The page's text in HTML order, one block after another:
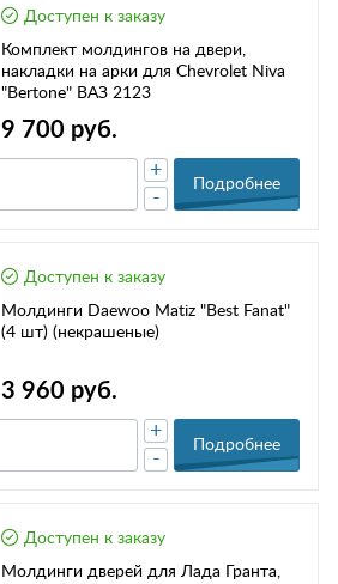
Доступен к заказу
Комплект молдингов на двери,
накладки на арки для Chevrolet Niva
"Bertone" ВАЗ 2123
9 700 руб.
-
+
Подробнее
Доступен к заказу
Молдинги Daewoo Matiz "Best Fanat"
(4 шт) (некрашеные)
3 960 руб.
-
+
Подробнее
Доступен к заказу
Молдинги дверей для Лада Гранта,